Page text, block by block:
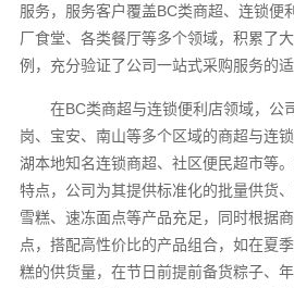
服务，服务客户覆盖BC类商超、连锁便
厂食堂、各类餐厅等多个领域，积累了
例，充分验证了公司一站式采购服务的适
在BC类商超与连锁便利店领域，公
岗、宝安、南山等多个区域的商超与连
湖本地知名连锁商超、社区便民超市等
特点，公司为其提供标准化的批量供货
雪糕、速冻面点等产品充足，同时根据
点，搭配高性价比的产品组合，如在夏
糕的供货量，在节日前提前备货粽子、